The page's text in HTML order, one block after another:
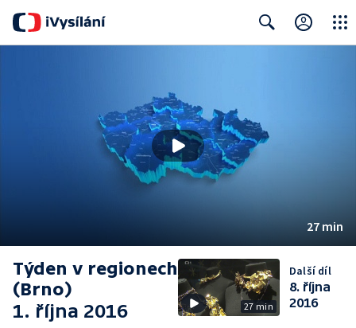
27 min
Týden v regionech
(Brno)
1. října 2016 27 min
Další díl
8. října
2016